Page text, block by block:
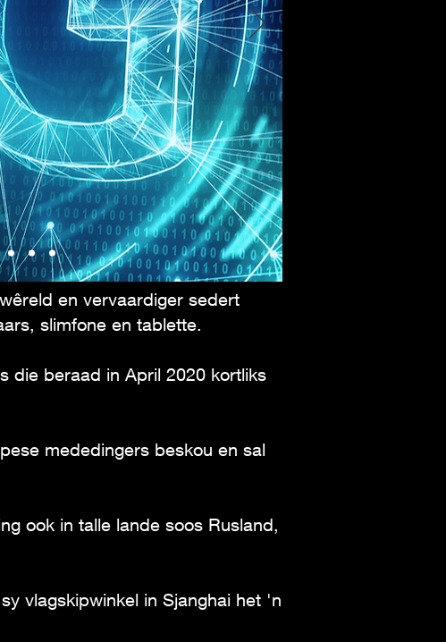
en vervaardiger sedert
slimfone en tablette.
die beraad in April 2020 kortliks
mededingers beskou en sal
ook in talle lande soos Rusland,
vlagskipwinkel in Sjanghai het 'n